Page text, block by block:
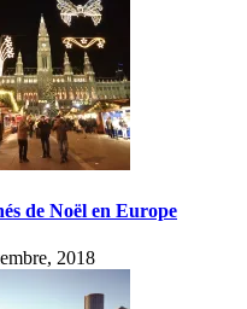
de Noël en Europe
2018